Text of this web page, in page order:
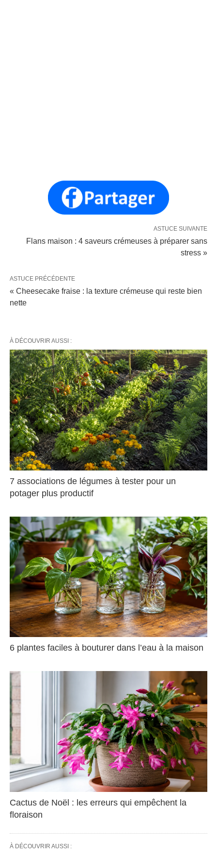
ASTUCE SUIVANTE
Flans maison : 4 saveurs crémeuses à préparer sans
stress »
ASTUCE PRÉCÉDENTE
« Cheesecake fraise : la texture crémeuse qui reste bien
nette
À DÉCOUVRIR AUSSI :
7 associations de légumes à tester pour un
potager plus productif
6 plantes faciles à bouturer dans l’eau à la maison
Cactus de Noël : les erreurs qui empêchent la
floraison
À DÉCOUVRIR AUSSI :